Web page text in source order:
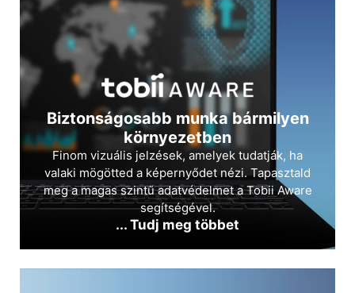
Biztonságosabb munka bármilyen
környezetben
Finom vizuális jelzések, amelyek tudatják, ha
valaki mögötted a képernyődet nézi. Tapasztald
meg a magas szintű adatvédelmet a Tobii Aware
segítségével.
... Tudj meg többet